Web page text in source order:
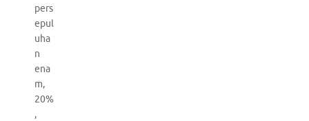
pers
epul
uha
n
ena
m,
20%
,